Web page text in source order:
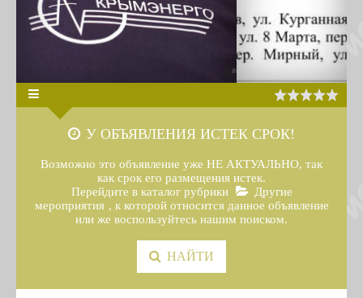
У ОБЪЯВЛЕНИЯ ИСТЕК СРОК!
Возможно это объявление уже НЕ АКТУАЛЬНО, так
как срок его размещения истек.
Перейдите в каталог рубрики
Другие
мероприятия , к которой относится данное объявление
или же воспользуйтесь нашим поиском.
НАЙТИ